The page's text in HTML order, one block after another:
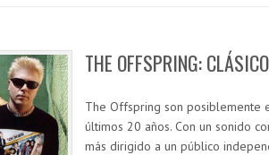
THE OFFSPRING:
The Offspring son posiblemente
últimos 20 años. Con un sonido
más dirigido a un público